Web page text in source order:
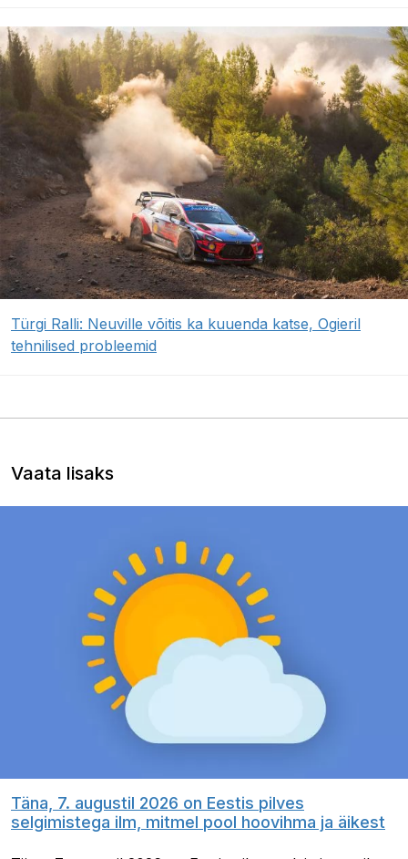
Türgi Ralli: Neuville võitis ka kuuenda katse, Ogieril
tehnilised probleemid
Vaata lisaks
Täna, 7. augustil 2026 on Eestis pilves
selgimistega ilm, mitmel pool hoovihma ja äikest